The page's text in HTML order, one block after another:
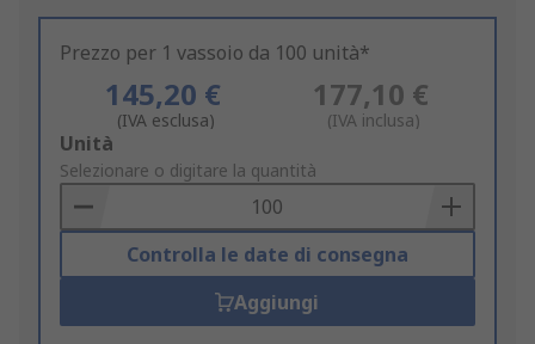
Prezzo per 1 vassoio da 100 unità*
145,20 €
(IVA esclusa)
177,10 €
(IVA inclusa)
Add
to
Basket
Unità
Selezionare o digitare la quantità
Controlla le date di consegna
Aggiungi